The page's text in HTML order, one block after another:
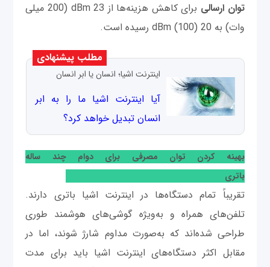
توان ارسالی
برای کاهش هزینه‌ها از 23 dBm (200 میلی
وات) به 20 dBm (100) رسیده است.
مطلب پیشنهادی
اینترنت اشیا؛ انسان یا ابر انسان
آیا اینترنت اشیا ما را به ابر
انسان تبدیل خواهد کرد؟
بهینه کردن توان مصرفی برای دوام چند ساله
باتری
تقریباً تمام دستگاه‌ها در اینترنت اشیا باتری دارند.
تلفن‌های همراه و به‌ویژه گوشی‌های هوشمند طوری
طراحی شده‌اند که به‌صورت مداوم شارژ شوند، اما در
مقابل اکثر دستگاه‌های اینترنت اشیا باید برای مدت